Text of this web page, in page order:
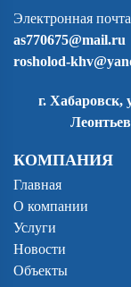
Электронная
as770675@mail.ru
rosholod-
г. Хабаровск,
КОМПАНИЯ
Главная
О компании
Услуги
Новости
Объекты